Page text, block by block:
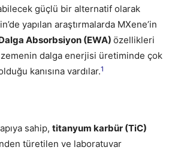
güçlü bir alternatif olarak
yapılan araştırmalarda MXene’in
Absorbsiyon (EWA) özellikleri
dalga enerjisi üretiminde çok
kanısına vardılar.1
sahip, titanyum karbür (TiC)
türetilen ve laboratuvar